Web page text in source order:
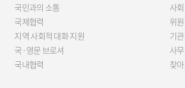
국민과의 소통
국제협력
지역 사회적 대화 지원
국·영문 브로셔
국내협력
사
위
기
사
찾